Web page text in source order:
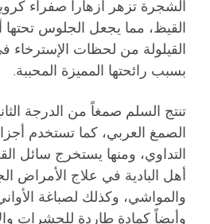
الشجرة تزهر أزهاراً صفراء
القيظ، مما يجعل الجلوس تحتها
القيلولة من لحظات
بسبب رائحتها المميزة المحببة.
تنتج السلم صمغاً من الدرجة
الصمغ العربي، كما تستخدم
التداوي، ومنها يستخرج سائل
أهل البادية في علاج الأمراض
والمواشي، وكذلك لصباغة
وأيضاً كمادة طاردة للحشرات